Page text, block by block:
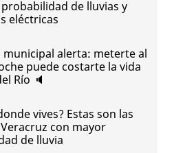
de lluvias y
eléctricas
municipal alerta: meterte al
puede costarte la vida
Río 🔈
vives? Estas son las
con mayor
de lluvia